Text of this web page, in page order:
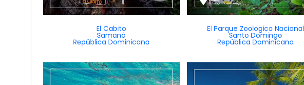
El Cabito
Samaná
República Dominicana
El Parque Zoologico Nacional
Santo Domingo
República Dominicana